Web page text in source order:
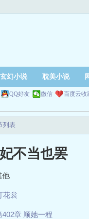
玄幻小说 耽美小说
QQ好友 微信 百度云收
列表
不当也罢
他
花裳
402章 顺她一程